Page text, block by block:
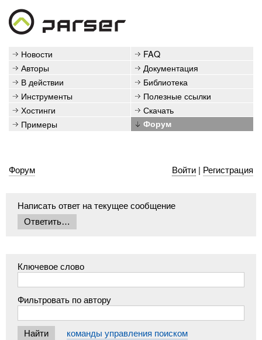
Новости
FAQ
Авторы
Документация
В действии
Библиотека
Инструменты
Полезные ссылки
Хостинги
Скачать
Примеры
Форум
Форум Войти| Регистрация
Написать ответ на текущее сообщение
Ключевое слово
Фильтровать по автору
команды управления поиском